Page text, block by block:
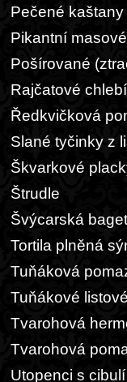
Pečené kaštany
Pikantní
Pošírované
Rajčatové
Ředkvičková
Slané tyčinky z
Škvarkové
Štrudle
Švýcarská
Tortila plněná
Tuňáková
Tuňákové
Tvarohová
Tvarohová
Utopenci s cibulí